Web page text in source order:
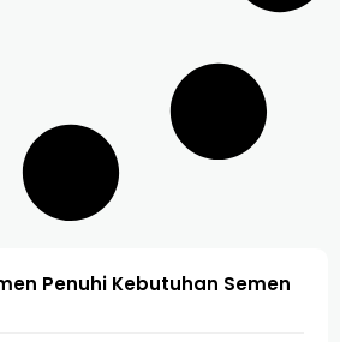
Penuhi Kebutuhan Semen